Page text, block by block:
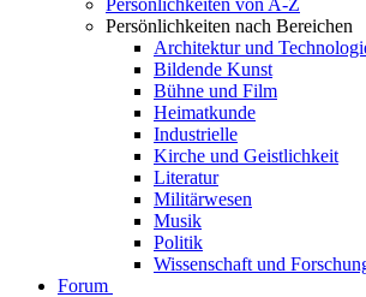
Persönlichkeiten von A-Z
Persönlichkeiten nach Bereichen
Architektur und
Bildende Kunst
Bühne und Film
Heimatkunde
Industrielle
Kirche und Geistlichkeit
Literatur
Militärwesen
Musik
Politik
Wissenschaft und
Forum